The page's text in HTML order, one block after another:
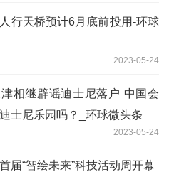
行天桥预计6月底前投用-环球
2023-05-24
相继辟谣迪士尼落户 中国会
士尼乐园吗？_环球微头条
2023-05-24
届“智绘未来”科技活动周开幕